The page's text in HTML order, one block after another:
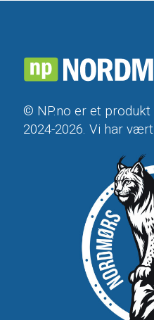
© NP.no er et
2024-2026. Vi har